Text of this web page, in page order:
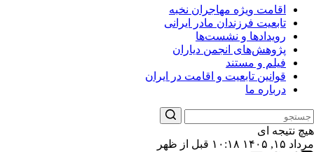
اقامت ویژه مهاجران نخبه
تابعیت فرزندان مادر ایرانی
رویدادها و نشست‌ها
پژوهش‌های انجمن دیاران
فیلم و مستند
قوانین تابعیت و اقامت در ایران
درباره ما
هیچ نتیجه ای
مرداد ۱۵, ۱۴۰۵ ۱۰:۱۸ قبل از ظهر